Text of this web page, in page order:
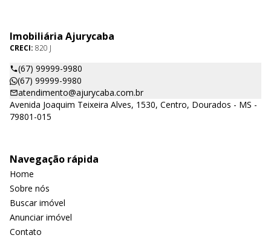
Imobiliária Ajurycaba
CRECI: 820 J
(67) 99999-9980
(67) 99999-9980
atendimento@ajurycaba.com.br
Avenida Joaquim Teixeira Alves, 1530, Centro, Dourados - MS -
79801-015
Navegação rápida
Home
Sobre nós
Buscar imóvel
Anunciar imóvel
Contato